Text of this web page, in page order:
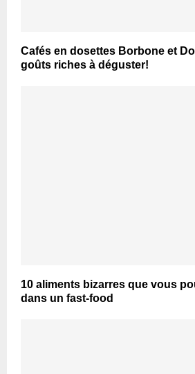
Cafés en dosettes Borbone et
goûts riches à déguster!
10 aliments bizarres que vous
dans un fast-food